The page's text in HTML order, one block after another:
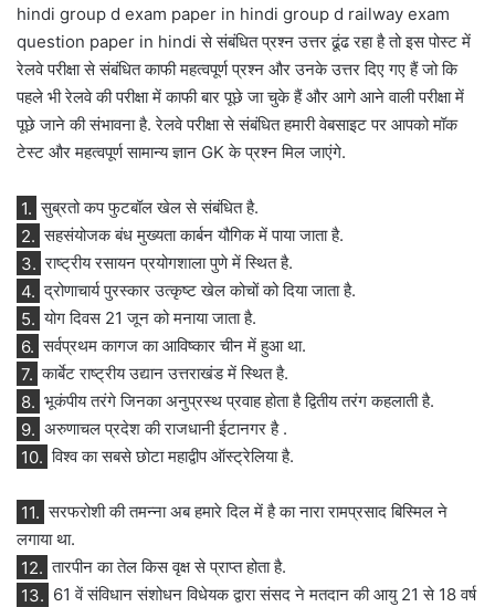
hindi group d exam paper in hindi group d railway exam
question paper in hindi से संबंधित प्रश्न उत्तर ढूंढ रहा है तो इस पोस्ट में
रेलवे परीक्षा से संबंधित काफी महत्वपूर्ण प्रश्न और उनके उत्तर दिए गए हैं जो कि
पहले भी रेलवे की परीक्षा में काफी बार पूछे जा चुके हैं और आगे आने वाली परीक्षा में
पूछे जाने की संभावना है. रेलवे परीक्षा से संबंधित हमारी वेबसाइट पर आपको मॉक
टेस्ट और महत्वपूर्ण सामान्य ज्ञान GK के प्रश्न मिल जाएंगे.
1. सुब्रतो कप फुटबॉल खेल से संबंधित है.
2. सहसंयोजक बंध मुख्यता कार्बन यौगिक में पाया जाता है.
3. राष्ट्रीय रसायन प्रयोगशाला पुणे में स्थित है.
4. द्रोणाचार्य पुरस्कार उत्कृष्ट खेल कोचों को दिया जाता है.
5. योग दिवस 21 जून को मनाया जाता है.
6. सर्वप्रथम कागज का आविष्कार चीन में हुआ था.
7. कार्बेट राष्ट्रीय उद्यान उत्तराखंड में स्थित है.
8. भूकंपीय तरंगे जिनका अनुप्रस्थ प्रवाह होता है द्वितीय तरंग कहलाती है.
9. अरुणाचल प्रदेश की राजधानी ईटानगर है .
10. विश्व का सबसे छोटा महाद्वीप ऑस्ट्रेलिया है.
11. सरफरोशी की तमन्ना अब हमारे दिल में है का नारा रामप्रसाद बिस्मिल ने
लगाया था.
12. तारपीन का तेल किस वृक्ष से प्राप्त होता है.
13. 61 वें संविधान संशोधन विधेयक द्वारा संसद ने मतदान की आयु 21 से 18 वर्ष